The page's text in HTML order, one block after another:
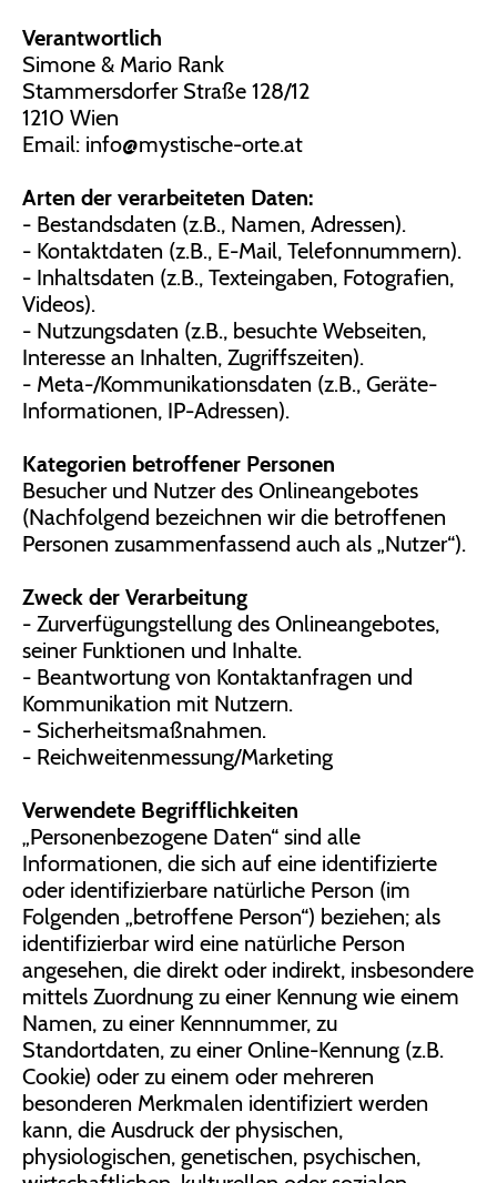
Verantwortlich
Simone & Mario Rank
Stammersdorfer Straße 128/12
1210 Wien
Email: info@mystische-orte.at
Arten der verarbeiteten Daten:
- Bestandsdaten (z.B., Namen, Adressen).
- Kontaktdaten (z.B., E-Mail, Telefonnummern).
- Inhaltsdaten (z.B., Texteingaben, Fotografien,
Videos).
- Nutzungsdaten (z.B., besuchte Webseiten,
Interesse an Inhalten, Zugriffszeiten).
- Meta-/Kommunikationsdaten (z.B., Geräte-
Informationen, IP-Adressen).
Kategorien betroffener Personen
Besucher und Nutzer des Onlineangebotes
(Nachfolgend bezeichnen wir die betroffenen
Personen zusammenfassend auch als „Nutzer“).
Zweck der Verarbeitung
- Zurverfügungstellung des Onlineangebotes,
seiner Funktionen und Inhalte.
- Beantwortung von Kontaktanfragen und
Kommunikation mit Nutzern.
- Sicherheitsmaßnahmen.
- Reichweitenmessung/Marketing
Verwendete Begrifflichkeiten
„Personenbezogene Daten“ sind alle
Informationen, die sich auf eine identifizierte
oder identifizierbare natürliche Person (im
Folgenden „betroffene Person“) beziehen; als
identifizierbar wird eine natürliche Person
angesehen, die direkt oder indirekt, insbesondere
mittels Zuordnung zu einer Kennung wie einem
Namen, zu einer Kennnummer, zu
Standortdaten, zu einer Online-Kennung (z.B.
Cookie) oder zu einem oder mehreren
besonderen Merkmalen identifiziert werden
kann, die Ausdruck der physischen,
physiologischen, genetischen, psychischen,